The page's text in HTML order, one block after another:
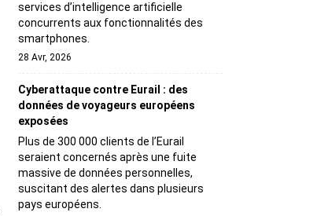
services d’intelligence artificielle
concurrents aux fonctionnalités des
smartphones.
28 Avr, 2026
Cyberattaque contre Eurail : des
données de voyageurs européens
exposées
Plus de 300 000 clients de l’Eurail
seraient concernés après une fuite
massive de données personnelles,
suscitant des alertes dans plusieurs
pays européens.